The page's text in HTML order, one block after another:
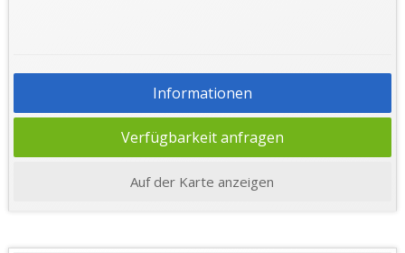
Informationen
Verfügbarkeit anfragen
Auf der Karte anzeigen